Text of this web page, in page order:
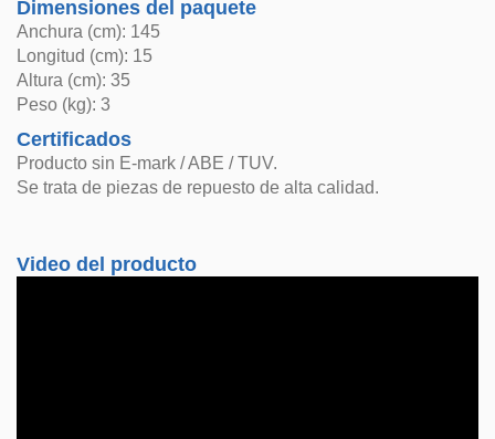
Dimensiones del paquete
Anchura (cm): 145
Longitud (cm): 15
Altura (cm): 35
Peso (kg): 3
Certificados
Producto sin E-mark / ABE / TUV.
Se trata de piezas de repuesto de alta calidad.
Video del producto